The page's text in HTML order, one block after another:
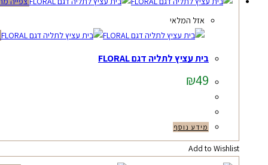
אזל המלאי
בית עציץ לתליה דגם FLORAL
₪49
מידע נוסף
Add to Wishlist